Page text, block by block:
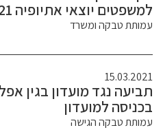
למשפטים יוצאי אתיופיה 2021
עמותת טבקה ומשרד
15.03.2021
תביעה נגד מועדון בגין
בכניסה למועדון
עמותת טבקה הגישה